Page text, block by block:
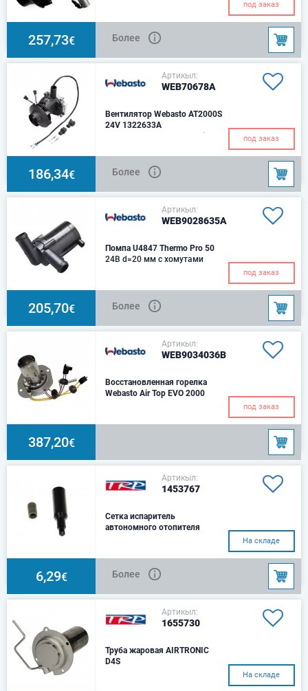
под заказ
257,73€ Более
Артикыл:
WEB70678A
Вентилятор Webasto AT2000S
24V 1322633A
Вентилятор отопителя Air Top
под заказ
186,34€ Более
Артикыл:
WEB9028635A
Помпа U4847 Thermo Pro 50
24В d=20 мм с хомутами
под заказ
205,70€ Более
Артикыл:
WEB9034036B
Восстановленная горелка
Webasto Air Top EVO 2000
под заказ
387,20€
Артикыл:
1453767
Сетка испаритель
автономного отопителя
На складе
6,29€ Более
Артикыл:
1655730
Труба жаровая AIRTRONIC
D4S
На складе